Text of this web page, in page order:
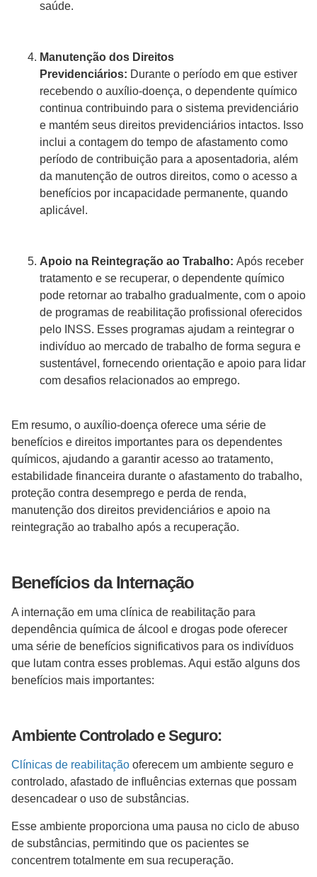
saúde.
Manutenção dos Direitos
Previdenciários: Durante o período em que estiver
recebendo o auxílio-doença, o dependente químico
continua contribuindo para o sistema previdenciário
e mantém seus direitos previdenciários intactos. Isso
inclui a contagem do tempo de afastamento como
período de contribuição para a aposentadoria, além
da manutenção de outros direitos, como o acesso a
benefícios por incapacidade permanente, quando
aplicável.
Apoio na Reintegração ao Trabalho: Após receber
tratamento e se recuperar, o dependente químico
pode retornar ao trabalho gradualmente, com o apoio
de programas de reabilitação profissional oferecidos
pelo INSS. Esses programas ajudam a reintegrar o
indivíduo ao mercado de trabalho de forma segura e
sustentável, fornecendo orientação e apoio para lidar
com desafios relacionados ao emprego.
Em resumo, o auxílio-doença oferece uma série de
benefícios e direitos importantes para os dependentes
químicos, ajudando a garantir acesso ao tratamento,
estabilidade financeira durante o afastamento do trabalho,
proteção contra desemprego e perda de renda,
manutenção dos direitos previdenciários e apoio na
reintegração ao trabalho após a recuperação.
Benefícios da Internação
A internação em uma clínica de reabilitação para
dependência química de álcool e drogas pode oferecer
uma série de benefícios significativos para os indivíduos
que lutam contra esses problemas. Aqui estão alguns dos
benefícios mais importantes:
Ambiente Controlado e Seguro:
Clínicas de reabilitação oferecem um ambiente seguro e
controlado, afastado de influências externas que possam
desencadear o uso de substâncias.
Esse ambiente proporciona uma pausa no ciclo de abuso
de substâncias, permitindo que os pacientes se
concentrem totalmente em sua recuperação.